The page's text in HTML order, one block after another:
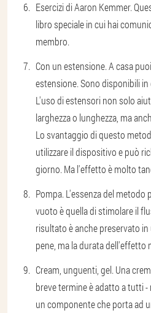
Esercizi di Aaron Kemmer.
libro speciale in cui hai
membro.
Con un estensione. A casa
estensione. Sono disponibili
L'uso di estensori non solo
larghezza o lunghezza, ma
Lo svantaggio di questo
utilizzare il dispositivo e può
giorno. Ma l'effetto è molto
Pompa. L'essenza del metodo
vuoto è quella di stimolare il
risultato è anche preservato
pene, ma la durata dell'effetto
Cream, unguenti, gel. Una
breve termine è adatto a tutti
un componente che porta ad